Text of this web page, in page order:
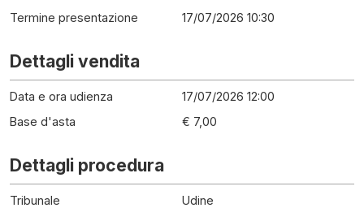
Termine presentazione
17/07/2026 10:30
Dettagli vendita
Data e ora udienza
17/07/2026 12:00
Base d'asta
€ 7,00
Dettagli procedura
Tribunale
Udine